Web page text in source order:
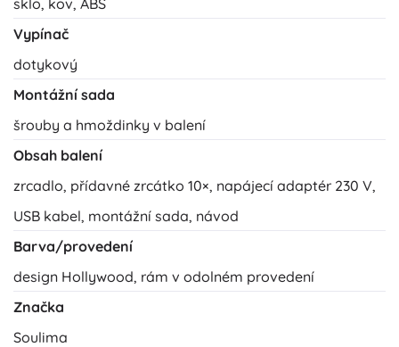
sklo, kov, ABS
Vypínač
dotykový
Montážní sada
šrouby a hmoždinky v balení
Obsah balení
zrcadlo, přídavné zrcátko 10×, napájecí adaptér 230 V,
USB kabel, montážní sada, návod
Barva/provedení
design Hollywood, rám v odolném provedení
Značka
Soulima